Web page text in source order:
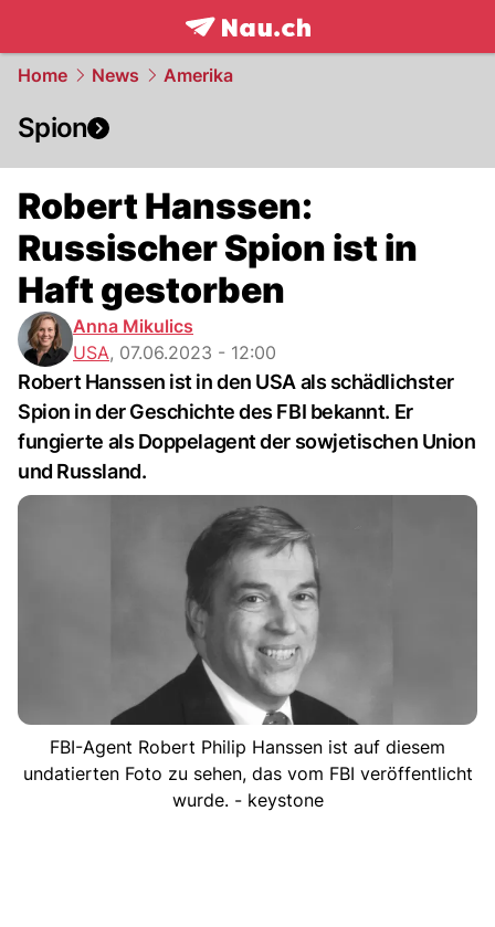
frontpage.NAU.ch
Home News Amerika
Spion
Robert Hanssen:
Russischer Spion ist in
Haft gestorben
Anna Mikulics
USA, 07.06.2023 - 12:00
Robert Hanssen ist in den USA als schädlichster
Spion in der Geschichte des FBI bekannt. Er
fungierte als Doppelagent der sowjetischen Union
und Russland.
FBI-Agent Robert Philip Hanssen ist auf diesem
undatierten Foto zu sehen, das vom FBI veröffentlicht
wurde. - keystone